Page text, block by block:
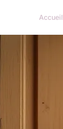
Accueil